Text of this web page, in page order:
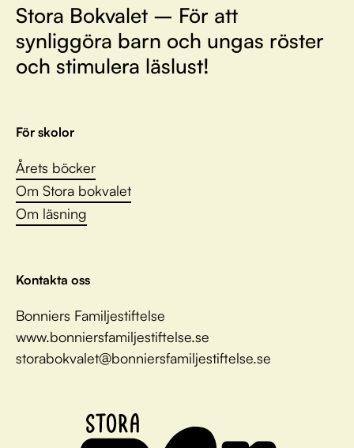
Stora Bokvalet – För att
synliggöra barn och ungas röster
och stimulera läslust!
För skolor
Årets böcker
Om Stora bokvalet
Om läsning
Kontakta oss
Bonniers Familjestiftelse
www.bonniersfamiljestiftelse.se
storabokvalet@bonniersfamiljestiftelse.se